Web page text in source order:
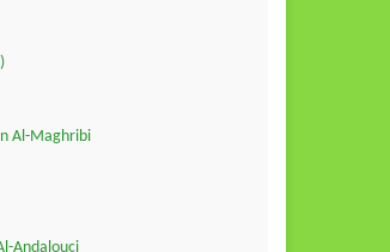
Al-Maghribi
Andalouçi